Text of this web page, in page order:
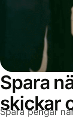
Spara
skickar
Spara pengar